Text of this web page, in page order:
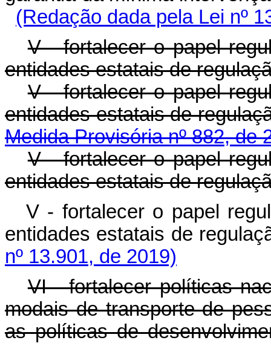
(Redação dada pela Lei nº
V - fortalecer o papel
entidades estatais de
V - fortalecer o papel
entidades estatais de
Medida Provisória nº 882, de
V - fortalecer o papel
entidades estatais de
V - fortalecer o papel
entidades estatais de
nº 13.901, de 2019)
VI - fortalecer políticas
modais de transporte de
as políticas de